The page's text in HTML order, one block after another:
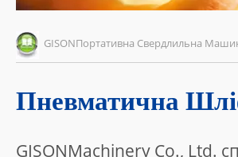
GISONПортативна Свердлильна
Пневматична
GISONMachinery Co., Ltd.